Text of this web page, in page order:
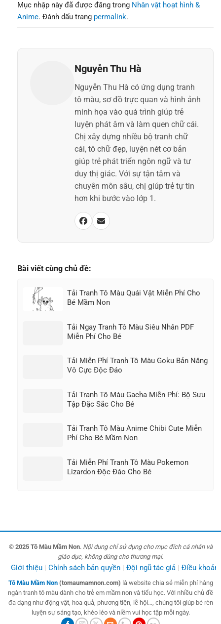
Mục nhập này đã được đăng trong Nhân vật hoạt hình &
Anime. Đánh dấu trang permalink.
Nguyễn Thu Hà
Nguyễn Thu Hà có ứng dụng tranh
tô màu, sơ đồ trực quan và hình ảnh
minh họa vào quá trình giúp trẻ
luyện phát âm và làm quen chữ cái.
Chị xây dựng nhiều bộ tranh chữ
cái, tô chữ đẹp, luyện nét cơ bản
giúp trẻ phát triển ngôn ngữ và tư
duy thị giác. Với sự tận tâm và
chuyên môn sâu, chị giúp trẻ tự tin
hơn khi bước vào lớp 1.
Bài viết cùng chủ đề:
Tải Tranh Tô Màu Quái Vật Miễn Phí Cho
Bé Mầm Non
Tải Ngay Tranh Tô Màu Siêu Nhân PDF
Miễn Phí Cho Bé
Tải Miễn Phí Tranh Tô Màu Goku Bản Năng
Vô Cực Độc Đáo
Tải Tranh Tô Màu Gacha Miễn Phí: Bộ Sưu
Tập Đặc Sắc Cho Bé
Tải Tranh Tô Màu Anime Chibi Cute Miễn
Phí Cho Bé Mầm Non
Tải Miễn Phí Tranh Tô Màu Pokemon
Lizardon Độc Đáo Cho Bé
© 2025 Tô Màu Mầm Non. Nội dung chỉ sử dụng cho mục đích cá nhân và
giáo dục, không dùng cho thương mại.
Giới thiệu Chính sách bản quyền Đội ngũ tác giả Điều khoản
Tô Màu Mầm Non(tomaumamnon.com) là website chia sẻ miễn phí hàng
ngàn tranh tô màu dành cho trẻ em mầm non và tiểu học. Với nhiều chủ đề
đa dạng như động vật, hoa quả, phương tiện, lễ hội…, chúng tôi giúp bé rèn
luyện sự sáng tạo, khéo léo và niềm vui học tập mỗi ngày.